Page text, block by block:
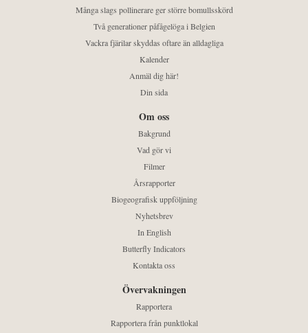
Många slags pollinerare ger större bomullsskörd
Två generationer påfågelöga i Belgien
Vackra fjärilar skyddas oftare än alldagliga
Kalender
Anmäl dig här!
Din sida
Om oss
Bakgrund
Vad gör vi
Filmer
Årsrapporter
Biogeografisk uppföljning
Nyhetsbrev
In English
Butterfly Indicators
Kontakta oss
Övervakningen
Rapportera
Rapportera från punktlokal